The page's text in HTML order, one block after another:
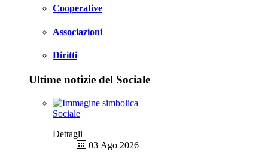
Cooperative
Associazioni
Diritti
Ultime notizie del Sociale
Sociale
Dettagli
03 Ago 2026